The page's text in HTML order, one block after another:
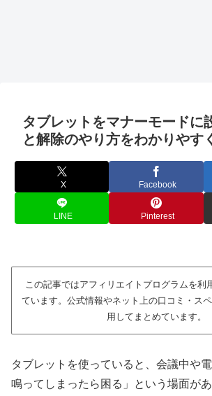
タブレットをマナーモードに
と解除のやり方をわかりやす
X Facebook
LINE Pinterest
この記事ではアフィリエイトプログラムを利
ています。公式情報やネット上の口コミ・ス
用してまとめています。
タブレットを使っていると、会議中や
鳴ってしまったら困る」という場面が